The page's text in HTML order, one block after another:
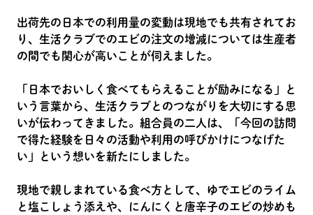
出荷先の日本での利用量の変動は現地でも共有されてお
り、生活クラブでのエビの注文の増減については生産者
の間でも関心が高いことが伺えました。
「日本でおいしく食べてもらえることが励みになる」と
いう言葉から、生活クラブとのつながりを大切にする思
いが伝わってきました。組合員の二人は、「今回の訪問
で得た経験を日々の活動や利用の呼びかけにつなげた
い」という想いを新たにしました。
現地で親しまれている食べ方として、ゆでエビのライム
と塩こしょう添えや、にんにくと唐辛子のエビの炒めも